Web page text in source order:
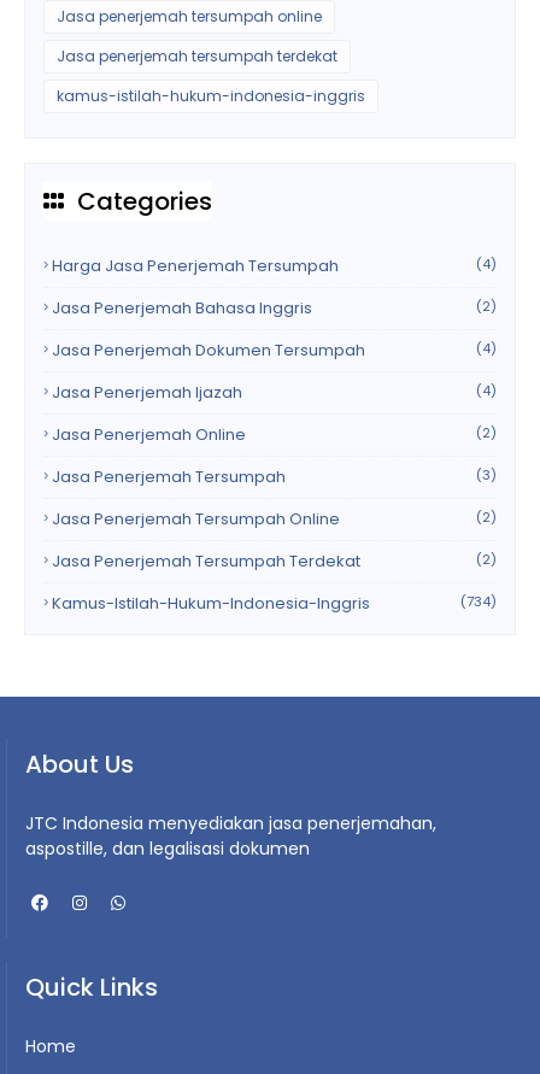
Jasa penerjemah tersumpah online
Jasa penerjemah tersumpah terdekat
kamus-istilah-hukum-indonesia-inggris
Categories
Harga Jasa Penerjemah Tersumpah (4)
Jasa Penerjemah Bahasa Inggris (2)
Jasa Penerjemah Dokumen Tersumpah (4)
Jasa Penerjemah Ijazah (4)
Jasa Penerjemah Online (2)
Jasa Penerjemah Tersumpah (3)
Jasa Penerjemah Tersumpah Online (2)
Jasa Penerjemah Tersumpah Terdekat (2)
Kamus-Istilah-Hukum-Indonesia-Inggris (734)
About Us
JTC Indonesia menyediakan jasa penerjemahan,
aspostille, dan legalisasi dokumen
Quick Links
Home